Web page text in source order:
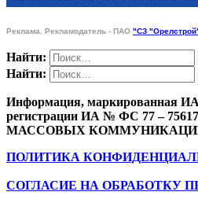
Реклама. Рекламодатель - ПАО "СЗ
Найти:
Найти:
Информация, маркированная ИА
регистрации ИА № ФС 77 –
МАССОВЫХ
ПОЛИТИКА
СОГЛАСИЕ НА ОБРАБОТКУ